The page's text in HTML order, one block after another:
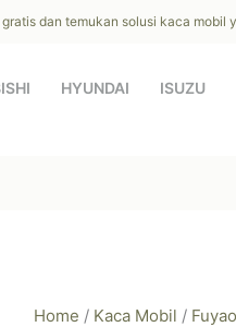
dan temukan solusi kaca mobil
HYUNDAI ISUZU
Home / Kaca Mobil /